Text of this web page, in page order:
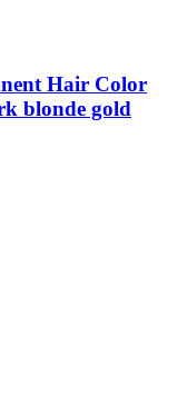
Hair Color
blonde gold